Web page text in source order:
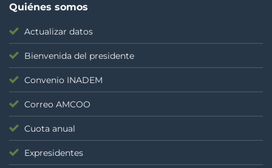
Quiénes somos
Actualizar datos
Bienvenida del presidente
Convenio INADEM
Correo AMCOO
Cuota anual
Expresidentes